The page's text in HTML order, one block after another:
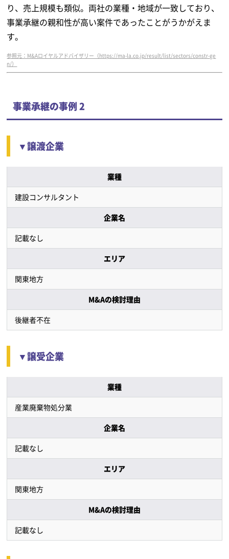
り、売上規模も類似。両社の業種・地域が一致しており、
事業承継の親和性が高い案件であったことがうかがえま
す。
参照元：M&Aロイヤルアドバイザリー（https://ma-la.co.jp/result/list/sectors/constr-ge
n/）
事業承継の事例 2
▼譲渡企業
業種
建設コンサルタント
企業名
記載なし
エリア
関東地方
M&Aの検討理由
後継者不在
▼譲受企業
業種
産業廃棄物処分業
企業名
記載なし
エリア
関東地方
M&Aの検討理由
記載なし